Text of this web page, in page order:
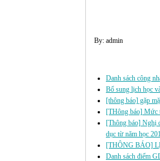
By: admin
Danh sách công
Bổ sung lịch học
[thông báo] gặp
[THông báo] Mức
[Thông báo] Nghị
dục từ năm học
[THÔNG BÁO]
Danh sách điểm